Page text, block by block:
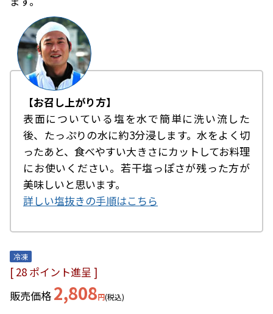
【お召し上がり方】
表面についている塩を水で簡単に洗い流した
後、たっぷりの水に約3分浸します。水をよく切
ったあと、食べやすい大きさにカットしてお料理
にお使いください。若干塩っぽさが残った方が
美味しいと思います。
詳しい塩抜きの手順はこちら
冷凍
[ 28 ポイント進呈 ]
販売価格 2,808 税込